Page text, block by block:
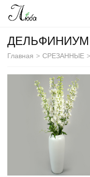
ДЕЛЬФИНИУМ
Главная > СРЕЗАННЫЕ >